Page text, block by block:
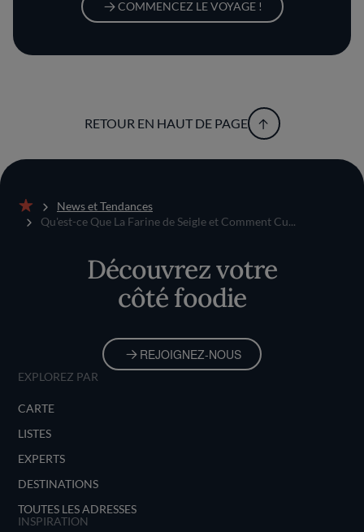
COMMENCEZ LE VOYAGE !
RETOUR EN HAUT DE PAGE
Accueil
News et Tendances
Qu'est-ce Que La Farine de Seigle et Comment Cu...
Découvrez votre
côté foodie
REJOIGNEZ-NOUS
EXPLOREZ PAR
CARTE
LISTES
EXPERTS
DESTINATIONS
TOUTES LES ADRESSES
INSPIRATION